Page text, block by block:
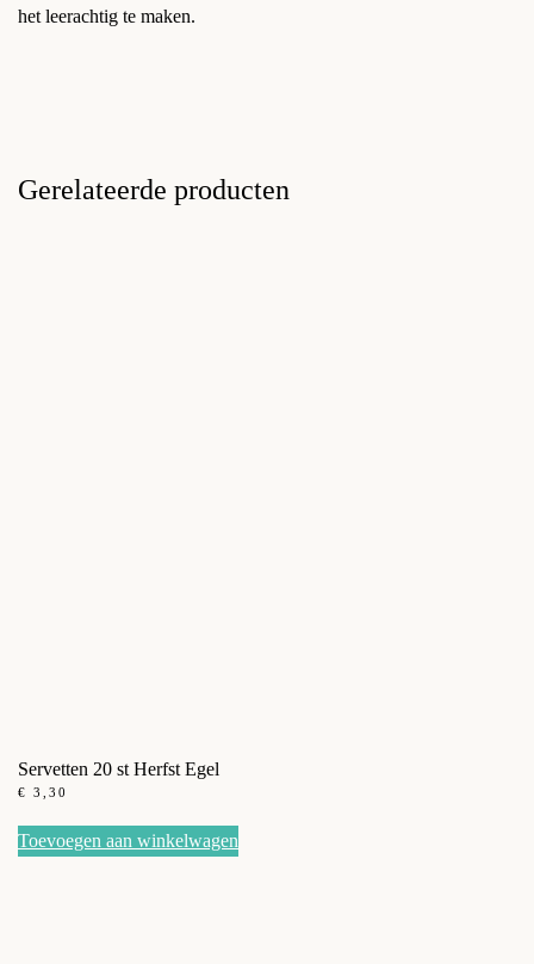
het leerachtig te maken.
Gerelateerde producten
Servetten 20 st Herfst Egel
€ 3,30
Toevoegen aan winkelwagen